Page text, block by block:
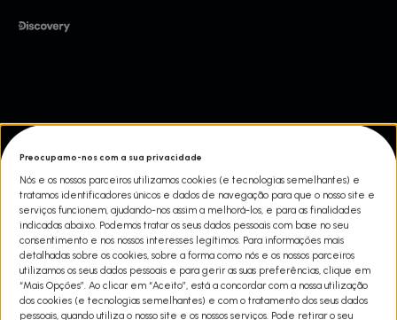
Preocupamo-nos com a sua privacidade
Nós e os nossos parceiros utilizamos cookies (e tecnologias semelhantes) e
tratamos identificadores únicos e dados de navegação para que o nosso site e
serviços funcionem, ajudando-nos assim a melhorá-los, e para as finalidades
indicadas abaixo. Podemos tratar os seus dados pessoais com base no seu
consentimento e nos nossos interesses legítimos. Para informações mais
detalhadas sobre os cookies, sobre a forma como nós e os nossos parceiros
utilizamos os seus dados pessoais e para gerir as suas preferências, clique em
“Mais Opções”. Ao clicar em “Aceito”, está a concordar com a nossa utilização
dos cookies (e tecnologias semelhantes) e com o tratamento dos seus dados
pessoais, quando utiliza o nosso site e os nossos serviços. Pode retirar o seu